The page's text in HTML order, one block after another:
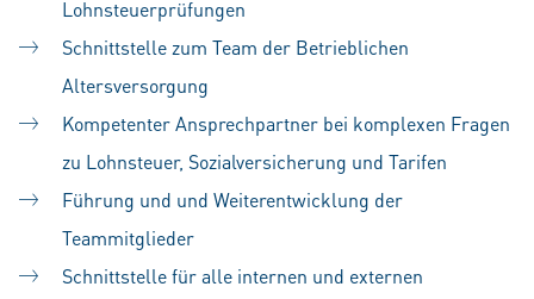
Lohnsteuerprüfungen
Schnittstelle zum Team der Betrieblichen
Altersversorgung
Kompetenter Ansprechpartner bei komplexen Fragen
zu Lohnsteuer, Sozialversicherung und Tarifen
Führung und und Weiterentwicklung der
Teammitglieder
Schnittstelle für alle internen und externen